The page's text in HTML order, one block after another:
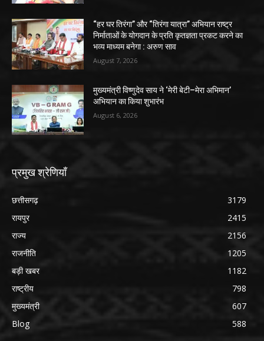
“हर घर तिरंगा” और “तिरंगा यात्रा” अभियान राष्ट्र
निर्माताओं के योगदान के प्रति कृतज्ञता प्रकट करने का
भव्य माध्यम बनेगा : अरुण साव
August 7, 2026
मुख्यमंत्री विष्णुदेव साय ने ‘मेरी बेटी–मेरा अभिमान’
अभियान का किया शुभारंभ
August 6, 2026
प्रमुख श्रेणियाँ
छत्तीसगढ़
3179
रायपुर
2415
राज्य
2156
राजनीति
1205
बड़ी खबर
1182
राष्ट्रीय
798
मुख्यमंत्री
607
Blog
588